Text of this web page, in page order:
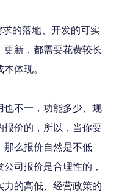
的落地、开发的可实
新，都需要花费较长
体现。
不一，功能多少、规
价的，所以，当你要
那么报价自然是不低
司报价是合理性的，
的高低、经营政策的